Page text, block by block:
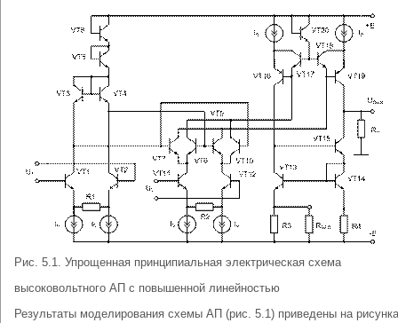
Рис. 5.1. Упрощенная принципиальная электрическая схема
высоковольтного АП с повышенной линейностью
Результаты моделирования схемы АП (рис. 5.1) приведены на